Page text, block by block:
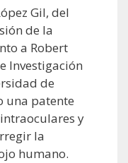
Gil, del
de la
a Robert
Investigación
de
una patente
y
la
humano.